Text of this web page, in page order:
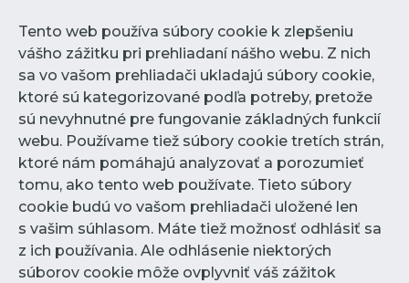
Tento web používa súbory cookie k zlepšeniu
vášho zážitku pri prehliadaní nášho webu. Z nich
sa vo vašom prehliadači ukladajú súbory cookie,
ktoré sú kategorizované podľa potreby, pretože
sú nevyhnutné pre fungovanie základných funkcií
webu. Používame tiež súbory cookie tretích strán,
ktoré nám pomáhajú analyzovať a porozumieť
tomu, ako tento web používate. Tieto súbory
cookie budú vo vašom prehliadači uložené len
s vašim súhlasom. Máte tiež možnosť odhlásiť sa
z ich používania. Ale odhlásenie niektorých
súborov cookie môže ovplyvniť váš zážitok